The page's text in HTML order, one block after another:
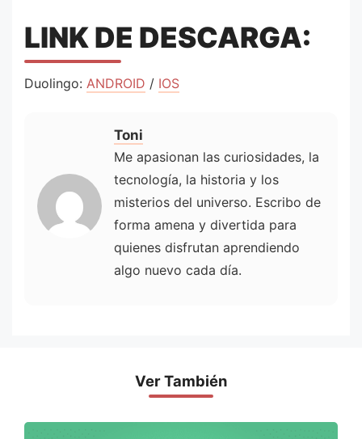
LINK DE DESCARGA:
Duolingo: ANDROID / IOS
Toni
Me apasionan las curiosidades, la
tecnología, la historia y los
misterios del universo. Escribo de
forma amena y divertida para
quienes disfrutan aprendiendo
algo nuevo cada día.
Ver También